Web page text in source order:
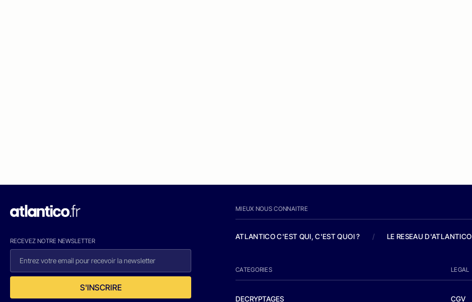
RECEVEZ NOTRE NEWSLETTER
S'INSCRIRE
MIEUX NOUS CONNAITRE
ATLANTICO C'EST QUI, C'EST QUOI ? / LE RESEAU D'ATLANTICO
CATEGORIES
DECRYPTAGES
LEGAL
CGV